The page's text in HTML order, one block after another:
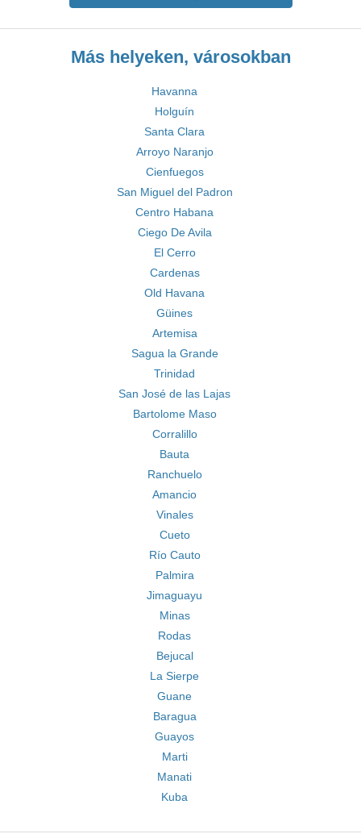
Más helyeken, városokban
Havanna
Holguín
Santa Clara
Arroyo Naranjo
Cienfuegos
San Miguel del Padron
Centro Habana
Ciego De Avila
El Cerro
Cardenas
Old Havana
Güines
Artemisa
Sagua la Grande
Trinidad
San José de las Lajas
Bartolome Maso
Corralillo
Bauta
Ranchuelo
Amancio
Vinales
Cueto
Río Cauto
Palmira
Jimaguayu
Minas
Rodas
Bejucal
La Sierpe
Guane
Baragua
Guayos
Marti
Manati
Kuba